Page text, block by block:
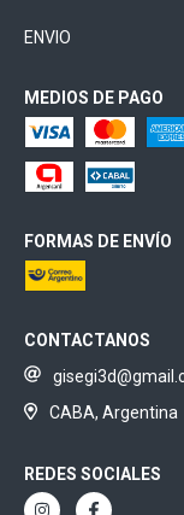
ENVIO
MEDIOS DE PAGO
FORMAS DE ENVÍO
CONTACTANOS
CABA, Argentina
REDES SOCIALES